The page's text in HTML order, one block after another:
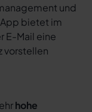
und
bietet im
E-Mail eine
vorstellen
hohe